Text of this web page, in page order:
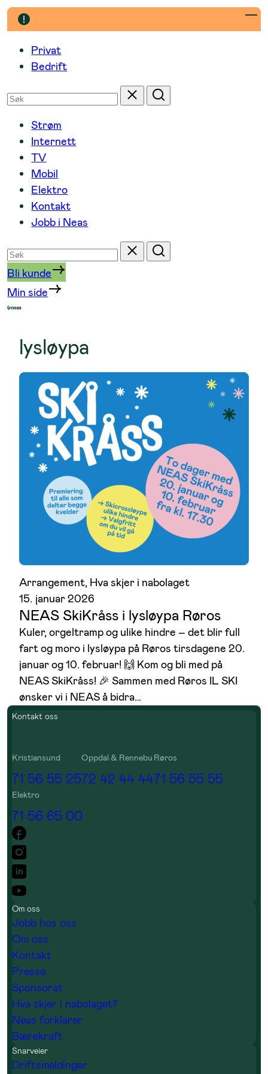
Hopp
til
innholdPrivat
Bedrift
Søk
etter
Tilbakestill
Søk
Strøm
Internett
TV
Mobil
Elektro
Kontakt
Jobb i Neas
Søk
etter
Tilbakestill
Søk
Bli kunde
Min side
lysløypa
Arrangement, Hva skjer i nabolaget
15. januar 2026
NEAS SkiKråss i lysløypa Røros
Kuler, orgeltramp og ulike hindre – det blir full
fart og moro i lysløypa på Røros tirsdagene 20.
januar og 10. februar! 🙌 Kom og bli med på
NEAS SkiKråss! 🎉 Sammen med Røros IL SKI
ønsker vi i NEAS å bidra…
Kontakt oss
Kristiansund
71 56 55 25
Oppdal & Rennebu
72 42 44 44
Røros
71 56 55 55
Elektro
71 56 65 00
Om oss
Jobb hos oss
Om oss
Kontakt
Presse
Sponsorat
Hva skjer i nabolaget?
Neas forklarer
Bærekraft
Snarveier
Driftsmeldinger